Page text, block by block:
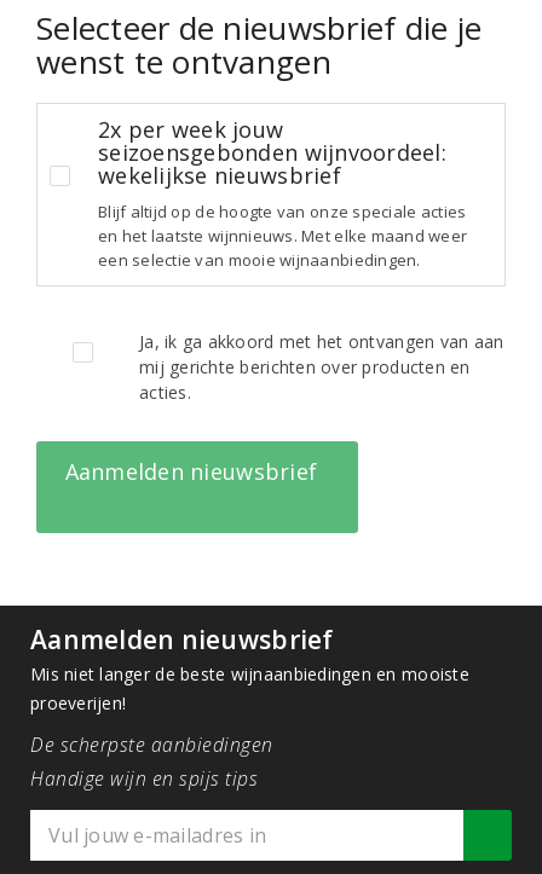
Selecteer de nieuwsbrief die je
wenst te ontvangen
2x per week jouw
seizoensgebonden wijnvoordeel:
wekelijkse nieuwsbrief
Blijf altijd op de hoogte van onze speciale acties
en het laatste wijnnieuws. Met elke maand weer
een selectie van mooie wijnaanbiedingen.
Ja, ik ga akkoord met het ontvangen van aan
mij gerichte berichten over producten en
acties.
Aanmelden nieuwsbrief
Aanmelden nieuwsbrief
Mis niet langer de beste wijnaanbiedingen en mooiste
proeverijen!
De scherpste aanbiedingen
Handige wijn en spijs tips